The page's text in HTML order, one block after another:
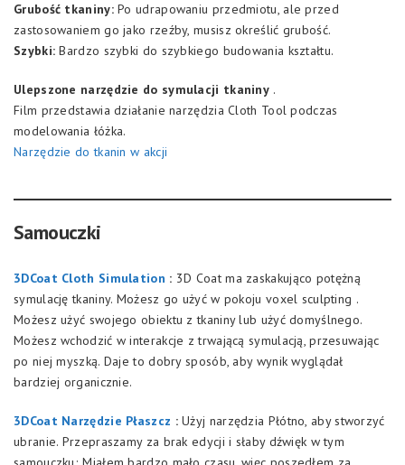
Grubość tkaniny:Po udrapowaniu przedmiotu, ale przed
zastosowaniem go jako rzeźby, musisz określić grubość.
Szybki: Bardzo szybki do szybkiego budowania kształtu.
Ulepszone narzędzie do symulacji tkaniny .
Film przedstawia działanie narzędzia Cloth Tool podczas
modelowania łóżka.
Narzędzie do tkanin w akcji
Samouczki
3DCoat Cloth Simulation : 3D Coat ma zaskakująco potężną
symulację tkaniny. Możesz go użyć w pokoju voxel sculpting .
Możesz użyć swojego obiektu z tkaniny lub użyć domyślnego.
Możesz wchodzić w interakcje z trwającą symulacją, przesuwając
po niej myszką. Daje to dobry sposób, aby wynik wyglądał
bardziej organicznie.
3DCoat Narzędzie Płaszcz :Użyj narzędzia Płótno, aby stworzyć
ubranie. Przepraszamy za brak edycji i słaby dźwięk w tym